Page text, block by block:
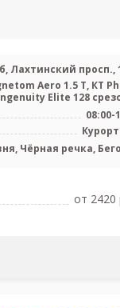
Лахтинский просп.,
Aero 1.5 Т, КТ
Elite 128
08:00-
Чёрная речка,
от 2420